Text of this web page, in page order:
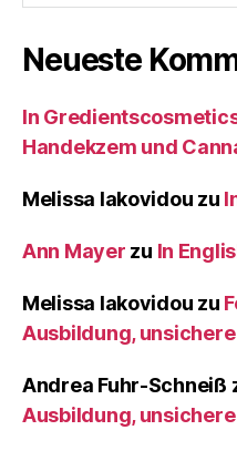
Neueste
In
Handekzem und
Melissa Iakovidou zu
Ann Mayer zu In
Melissa Iakovidou zu
Ausbildung,
Andrea Fuhr-Schneiß
Ausbildung,